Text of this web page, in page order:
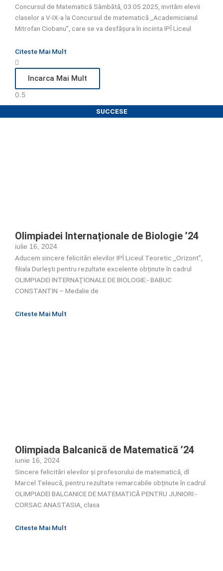
Concursul de Matematică Sâmbătă, 03.05.2025, invităm elevii
claselor a V-IX-a la Concursul de matematică ,,Academicianul
Mitrofan Ciobanu”, care se va desfășura în incinta IPÎ Liceul
Citeste Mai Mult
Incarca Mai Mult
SUCCESE
Olimpiadei Internaționale de Biologie ’24
iulie 16, 2024
Aducem sincere felicitări elevilor IPÎ Liceul Teoretic ,,Orizont”,
filiala Durlești pentru rezultate excelente obținute în cadrul
OLIMPIADEI INTERNAŢIONALE DE BIOLOGIE:- BABUC
CONSTANTIN – Medalie de
Citeste Mai Mult
Olimpiada Balcanică de Matematică ’24
iunie 16, 2024
Sincere felicitări elevilor și profesorului de matematică, dl
Marcel Teleucă, pentru rezultate remarcabile obținute în cadrul
OLIMPIADEI BALCANICE DE MATEMATICĂ PENTRU JUNIORI:-
CORSAC ANASTASIA, clasa
Citeste Mai Mult